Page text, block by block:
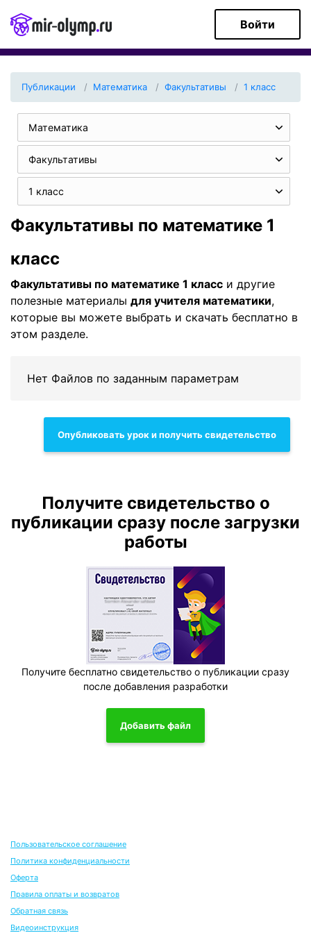
Войти
Публикации Математика Факультативы 1 класс
Математика
Факультативы
1 класс
Факультативы по математике 1
класс
Факультативы по математике 1 класс и другие
полезные материалы для учителя математики,
которые вы можете выбрать и скачать бесплатно в
этом разделе.
Нет Файлов по заданным параметрам
Опубликовать урок и получить свидетельство
Получите свидетельство о
публикации сразу после загрузки
работы
Получите бесплатно свидетельство о публикации сразу
после добавления разработки
Добавить файл
Пользовательское соглашение
Политика конфиденциальности
Оферта
Правила оплаты и возвратов
Обратная связь
Видеоинструкция